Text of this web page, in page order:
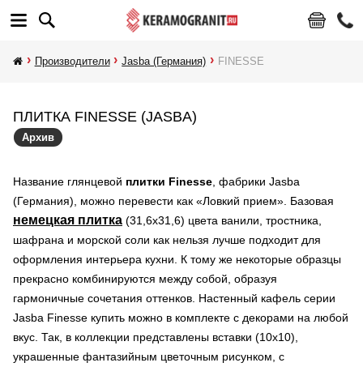
Производители Jasba (Германия) FINESSE
ПЛИТКА FINESSE (JASBA)
Архив
Название глянцевой плитки Finesse , фабрики Jasba
(Германия), можно перевести как «Ловкий прием». Базовая
немецкая плитка (31,6х31,6) цвета ванили, тростника,
шафрана и морской соли как нельзя лучше подходит для
оформления интерьера кухни. К тому же некоторые образцы
прекрасно комбинируются между собой, образуя
гармоничные сочетания оттенков. Настенный кафель серии
Jasba Finesse купить можно в комплекте с декорами на любой
вкус. Так, в коллекции представлены вставки (10х10),
украшенные фантазийным цветочным рисунком, с